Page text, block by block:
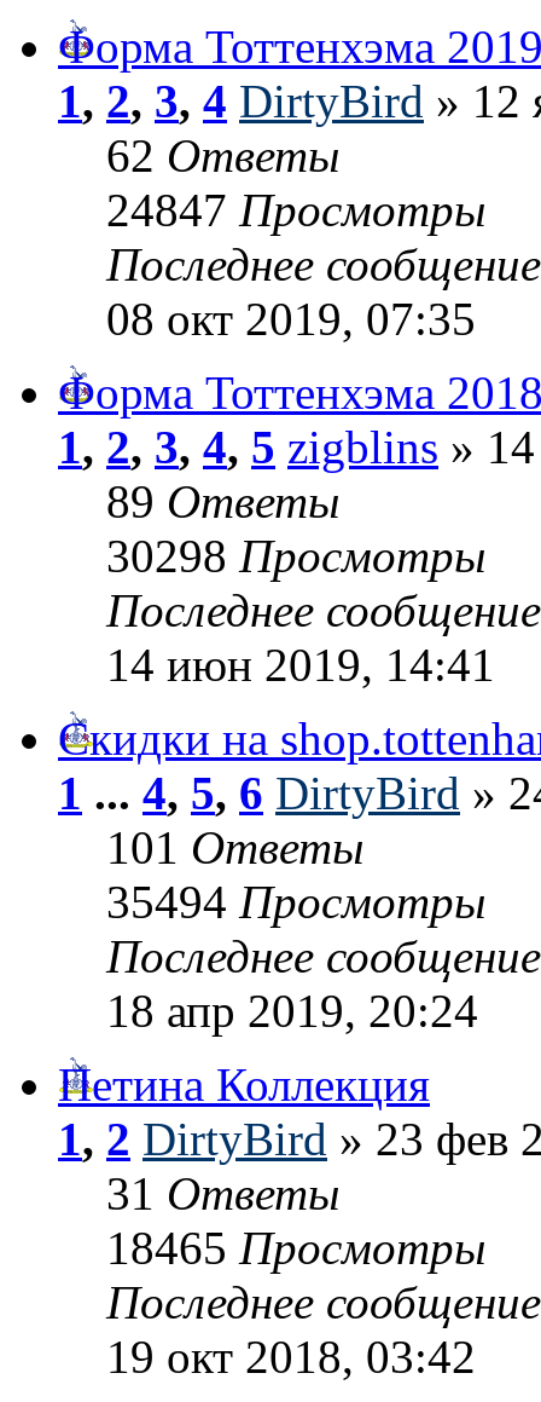
Форма Тоттенхэма
1, 2, 3, 4 DirtyBird » 12
62 Ответы
24847 Просмотры
Последнее
08 окт 2019, 07:35
Форма Тоттенхэма
1, 2, 3, 4, 5 zigblins »
89 Ответы
30298 Просмотры
Последнее
14 июн 2019, 14:41
Скидки на
1 ... 4, 5, 6 DirtyBird »
101 Ответы
35494 Просмотры
Последнее
18 апр 2019, 20:24
Петина Коллекция
1, 2 DirtyBird » 23 фев
31 Ответы
18465 Просмотры
Последнее
19 окт 2018, 03:42